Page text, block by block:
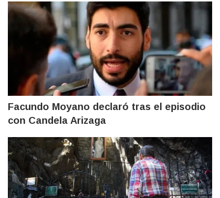
Facundo Moyano declaró tras el episodio
con Candela Arizaga